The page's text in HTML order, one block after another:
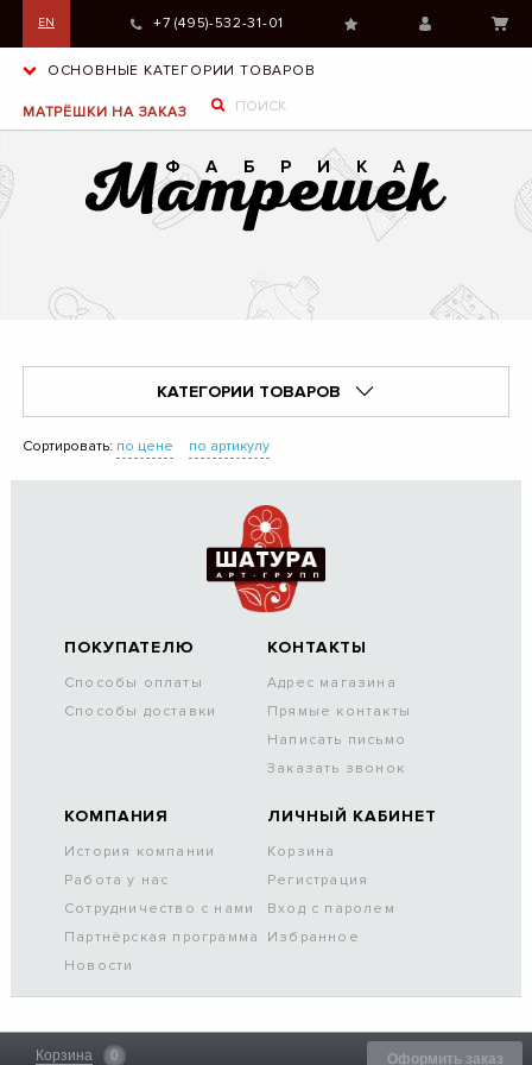
EN +7 (495)-532-31-01
ОСНОВНЫЕ КАТЕГОРИИ ТОВАРОВ
МАТРЁШКИ НА ЗАКАЗ
КАТЕГОРИИ ТОВАРОВ
Сортировать: по цене по артикулу
ПОКУПАТЕЛЮ
Способы оплаты
Способы доставки
КОНТАКТЫ
Адрес магазина
Прямые контакты
Написать письмо
Заказать звонок
КОМПАНИЯ
История компании
Работа у нас
Сотрудничество с нами
Партнёрская программа
Новости
ЛИЧНЫЙ КАБИНЕТ
Корзина
Регистрация
Вход с паролем
Избранное
Корзина 0 Оформить заказ